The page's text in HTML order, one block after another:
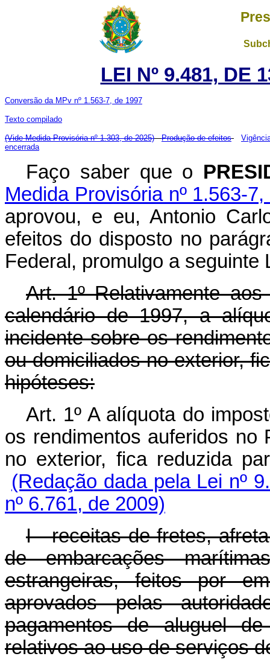
LEI Nº 9.481, DE
Conversão da MPv nº 1.563-7, de 1997
Texto compilado
(Vide Medida Provisória nº 1.303, de 2025) Produção de efeitos
encerrada
Faço saber que o
Medida Provisória nº 1.563-
aprovou, e eu, Antonio
efeitos do disposto no
Federal, promulgo a seguinte
Art. 1º Relativamente
calendário de 1997, a
incidente sobre os
ou domiciliados no exterior,
hipóteses:
Art. 1º A alíquota do
os rendimentos auferidos no
no exterior, fica reduzida
(Redação dada pela Lei nº
nº 6.761, de 2009)
I - receitas de fretes,
de embarcações
estrangeiras, feitos por
aprovados pelas
pagamentos de aluguel
relativos ao uso de serviços